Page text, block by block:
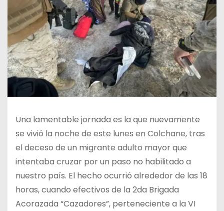
Una lamentable jornada es la que nuevamente
se vivió la noche de este lunes en Colchane, tras
el deceso de un migrante adulto mayor que
intentaba cruzar por un paso no habilitado a
nuestro país. El hecho ocurrió alrededor de las 18
horas, cuando efectivos de la 2da Brigada
Acorazada “Cazadores”, perteneciente a la VI